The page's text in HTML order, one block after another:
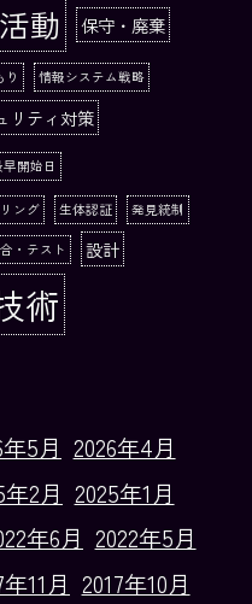
動 保守・廃棄
り 情報システム戦略
リティ対策
早開始日
ング 生体認証 発見統制
・テスト 設計
術
5月 2026年4月
2月 2025年1月
年6月 2022年5月
11月 2017年10月